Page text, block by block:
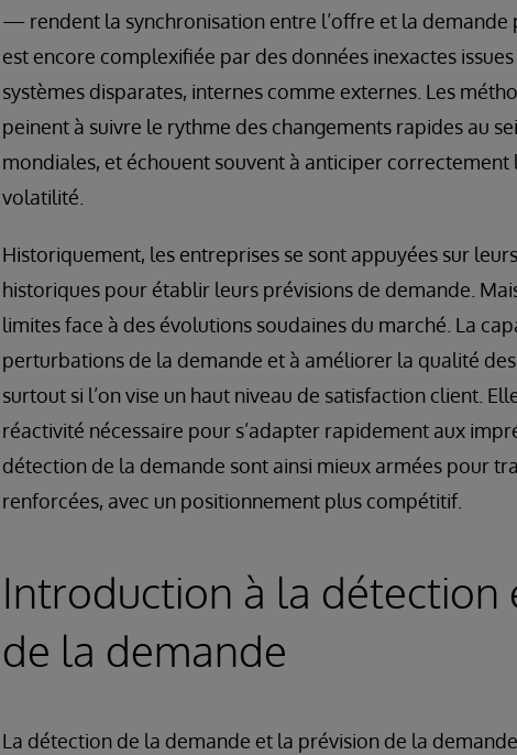
— rendent la synchronisation entre l’offre et la
est encore complexifiée par des données inexactes
systèmes disparates, internes comme externes. Les
peinent à suivre le rythme des changements rapides au
mondiales, et échouent souvent à anticiper
volatilité.
Historiquement, les entreprises se sont appuyées sur
historiques pour établir leurs prévisions de demande.
limites face à des évolutions soudaines du marché. La
perturbations de la demande et à améliorer la qualité
surtout si l’on vise un haut niveau de satisfaction client.
réactivité nécessaire pour s’adapter rapidement aux
détection de la demande sont ainsi mieux armées pour
renforcées, avec un positionnement plus compétitif.
Introduction à la détection
de la demande
La détection de la demande et la prévision de la